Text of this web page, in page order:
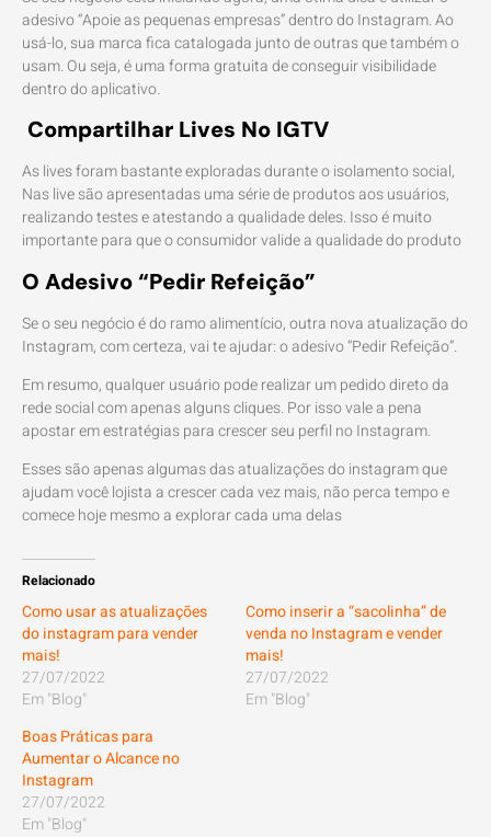
adesivo “Apoie as pequenas empresas” dentro do Instagram. Ao
usá-lo, sua marca fica catalogada junto de outras que também o
usam. Ou seja, é uma forma gratuita de conseguir visibilidade
dentro do aplicativo.
Compartilhar Lives No IGTV
As lives foram bastante exploradas durante o isolamento social,
Nas live são apresentadas uma série de produtos aos usuários,
realizando testes e atestando a qualidade deles. Isso é muito
importante para que o consumidor valide a qualidade do produto
O Adesivo “Pedir Refeição”
Se o seu negócio é do ramo alimentício, outra nova atualização do
Instagram, com certeza, vai te ajudar: o adesivo “Pedir Refeição”.
Em resumo, qualquer usuário pode realizar um pedido direto da
rede social com apenas alguns cliques. Por isso vale a pena
apostar em estratégias para crescer seu perfil no Instagram.
Esses são apenas algumas das atualizações do instagram que
ajudam você lojista a crescer cada vez mais, não perca tempo e
comece hoje mesmo a explorar cada uma delas
Relacionado
Como usar as atualizações
do instagram para vender
mais!
27/07/2022
Em "Blog"
Como inserir a “sacolinha” de
venda no Instagram e vender
mais!
27/07/2022
Em "Blog"
Boas Práticas para
Aumentar o Alcance no
Instagram
27/07/2022
Em "Blog"